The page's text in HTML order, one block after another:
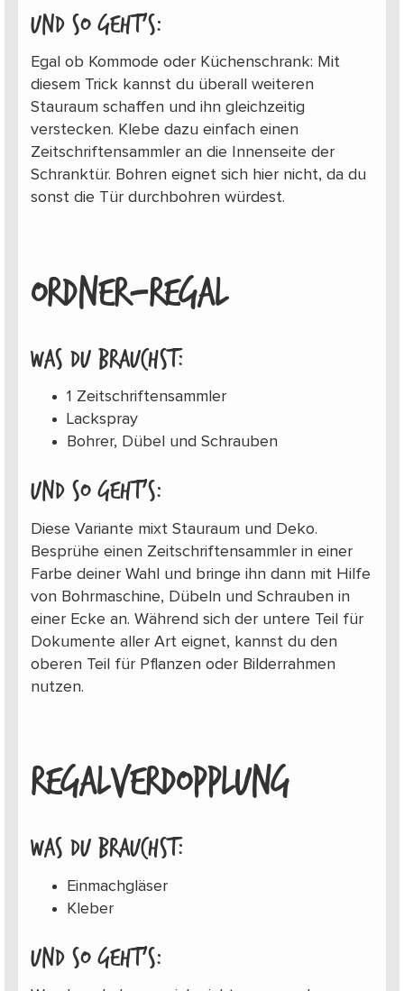
Und so geht’s:
Egal ob Kommode oder Küchenschrank: Mit
diesem Trick kannst du überall weiteren
Stauraum schaffen und ihn gleichzeitig
verstecken. Klebe dazu einfach einen
Zeitschriftensammler an die Innenseite der
Schranktür. Bohren eignet sich hier nicht, da du
sonst die Tür durchbohren würdest.
ORDNER-REGAL
Was du brauchst:
1 Zeitschriftensammler
Lackspray
Bohrer, Dübel und Schrauben
Und so geht’s:
Diese Variante mixt Stauraum und Deko.
Besprühe einen Zeitschriftensammler in einer
Farbe deiner Wahl und bringe ihn dann mit Hilfe
von Bohrmaschine, Dübeln und Schrauben in
einer Ecke an. Während sich der untere Teil für
Dokumente aller Art eignet, kannst du den
oberen Teil für Pflanzen oder Bilderrahmen
nutzen.
REGALVERDOPPLUNG
Was du brauchst:
Einmachgläser
Kleber
Und so geht’s: